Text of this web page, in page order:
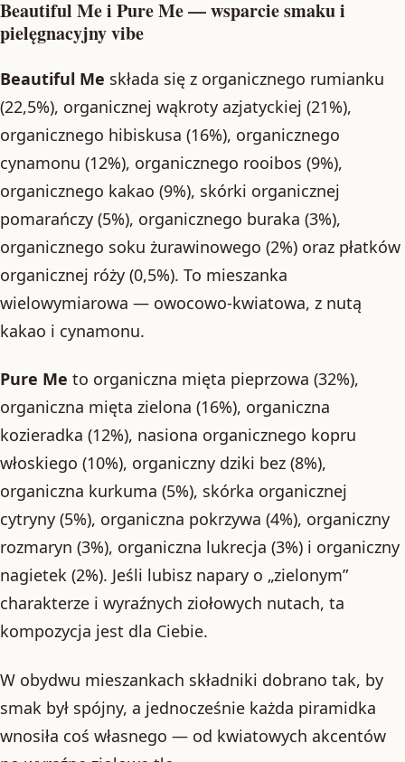
Beautiful Me i Pure Me — wsparcie smaku i
pielęgnacyjny vibe
Beautiful Me składa się z organicznego rumianku
(22,5%), organicznej wąkroty azjatyckiej (21%),
organicznego hibiskusa (16%), organicznego
cynamonu (12%), organicznego rooibos (9%),
organicznego kakao (9%), skórki organicznej
pomarańczy (5%), organicznego buraka (3%),
organicznego soku żurawinowego (2%) oraz płatków
organicznej róży (0,5%). To mieszanka
wielowymiarowa — owocowo-kwiatowa, z nutą
kakao i cynamonu.
Pure Me to organiczna mięta pieprzowa (32%),
organiczna mięta zielona (16%), organiczna
kozieradka (12%), nasiona organicznego kopru
włoskiego (10%), organiczny dziki bez (8%),
organiczna kurkuma (5%), skórka organicznej
cytryny (5%), organiczna pokrzywa (4%), organiczny
rozmaryn (3%), organiczna lukrecja (3%) i organiczny
nagietek (2%). Jeśli lubisz napary o „zielonym”
charakterze i wyraźnych ziołowych nutach, ta
kompozycja jest dla Ciebie.
W obydwu mieszankach składniki dobrano tak, by
smak był spójny, a jednocześnie każda piramidka
wnosiła coś własnego — od kwiatowych akcentów